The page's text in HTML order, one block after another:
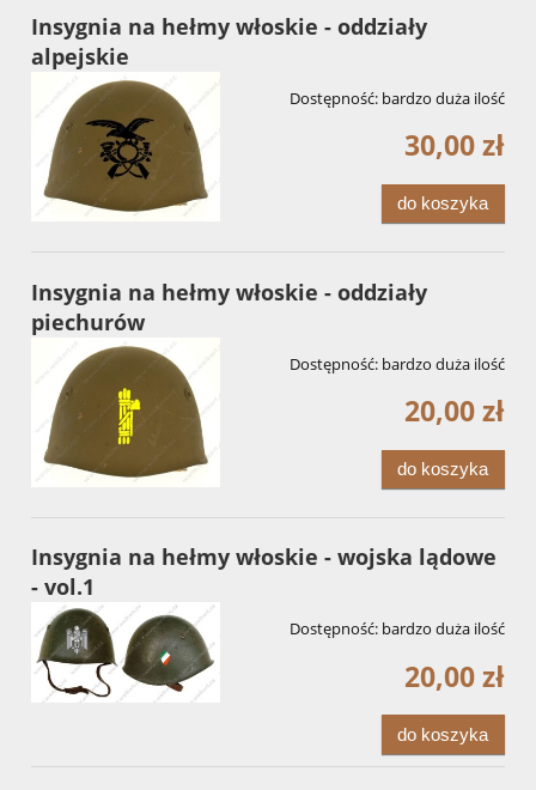
Insygnia na hełmy włoskie - oddziały
alpejskie
Dostępność: bardzo duża ilość
30,00 zł
do koszyka
Insygnia na hełmy włoskie - oddziały
piechurów
Dostępność: bardzo duża ilość
20,00 zł
do koszyka
Insygnia na hełmy włoskie - wojska lądowe
- vol.1
Dostępność: bardzo duża ilość
20,00 zł
do koszyka